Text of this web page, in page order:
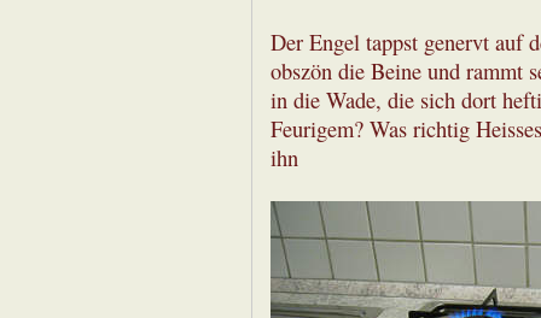
Der Engel tappst genervt auf
obszön die Beine und rammt
in die Wade, die sich dort
Feurigem? Was richtig
ihn